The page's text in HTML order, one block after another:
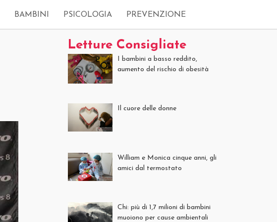
BAMBINI PSICOLOGIA PREVENZIONE
Letture Consigliate
I bambini a basso reddito,
aumento del rischio di obesità
Il cuore delle donne
William e Monica cinque anni, gli
amici dal termostato
Chi: più di 1,7 milioni di bambini
muoiono per cause ambientali